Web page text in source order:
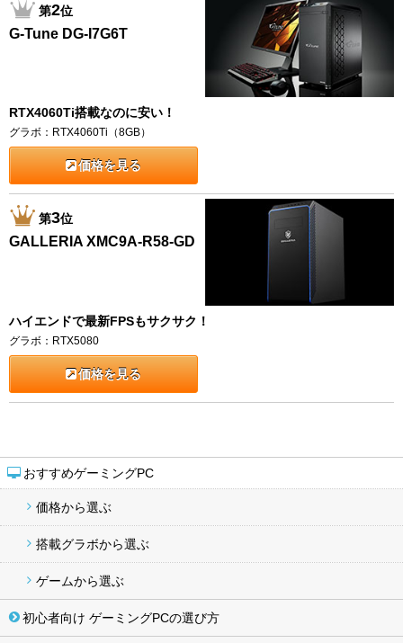
おすすめゲーミングPC
価格から選ぶ
搭載グラボから選ぶ
ゲームから選ぶ
初心者向け ゲーミングPCの選び方
第2位
G-Tune DG-I7G6T
RTX4060Ti搭載なのに安い！
グラボ：RTX4060Ti（8GB）
価格を見る
第3位
GALLERIA XMC9A-R58-GD
ハイエンドで最新FPSもサクサク！
グラボ：RTX5080
価格を見る